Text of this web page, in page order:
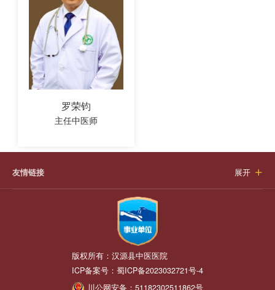
罗荣钧
主任中医师
友情链接 展开 
版权所有： 汉源县中医医院
ICP备案号： 蜀ICP备2023032721号-4
川公网安备： 51182302511862号